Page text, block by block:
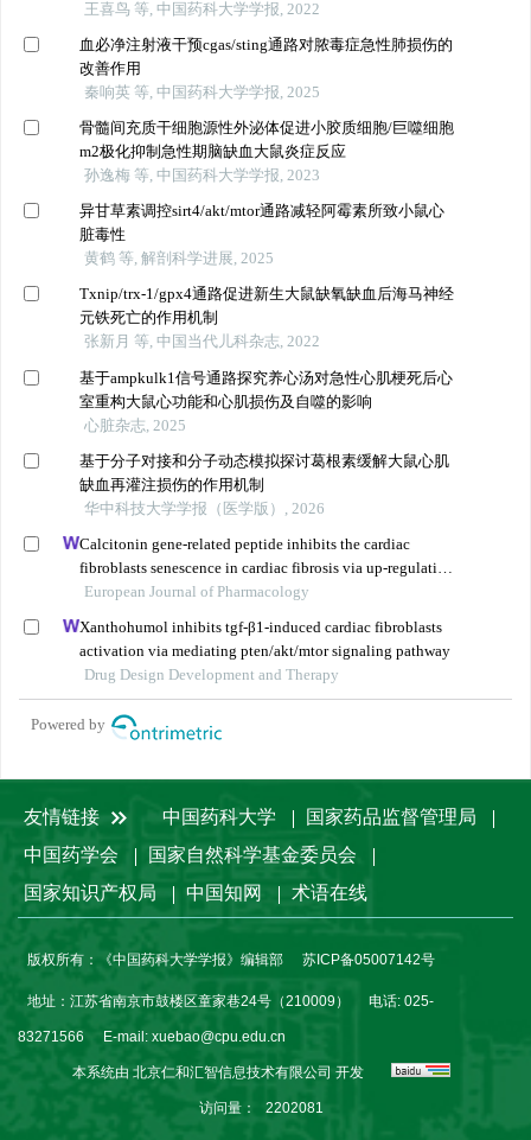
王喜鸟 等, 中国药科大学学报, 2022
血必净注射液干预cgas/sting通路对脓毒症急性肺损伤的
改善作用
秦响英 等, 中国药科大学学报, 2025
骨髓间充质干细胞源性外泌体促进小胶质细胞/巨噬细胞
m2极化抑制急性期脑缺血大鼠炎症反应
孙逸梅 等, 中国药科大学学报, 2023
异甘草素调控sirt4/akt/mtor通路减轻阿霉素所致小鼠心
脏毒性
黄鹤 等, 解剖科学进展, 2025
Txnip/trx-1/gpx4通路促进新生大鼠缺氧缺血后海马神经
元铁死亡的作用机制
张新月 等, 中国当代儿科杂志, 2022
基于ampkulk1信号通路探究养心汤对急性心肌梗死后心
室重构大鼠心功能和心肌损伤及自噬的影响
心脏杂志, 2025
基于分子对接和分子动态模拟探讨葛根素缓解大鼠心肌
缺血再灌注损伤的作用机制
华中科技大学学报（医学版）, 2026
Calcitonin gene-related peptide inhibits the cardiac
fibroblasts senescence in cardiac fibrosis via up-regulating
klotho expression
European Journal of Pharmacology
Xanthohumol inhibits tgf-β1-induced cardiac fibroblasts
activation via mediating pten/akt/mtor signaling pathway
Drug Design Development and Therapy
Powered by
友情链接 中国药科大学
国家药品监督管理局
中国药学会
国家自然科学基金委员会
国家知识产权局
中国知网 术语在线
版权所有：《中国药科大学学报》编辑部 苏ICP备05007142号
地址：江苏省南京市鼓楼区童家巷24号（210009） 电话: 025-
83271566 E-mail: xuebao@cpu.edu.cn
本系统由 北京仁和汇智信息技术有限公司 开发
访问量： 2202081